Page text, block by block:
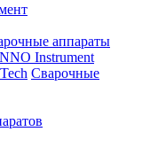
аппараты
Instrument
Cварочные